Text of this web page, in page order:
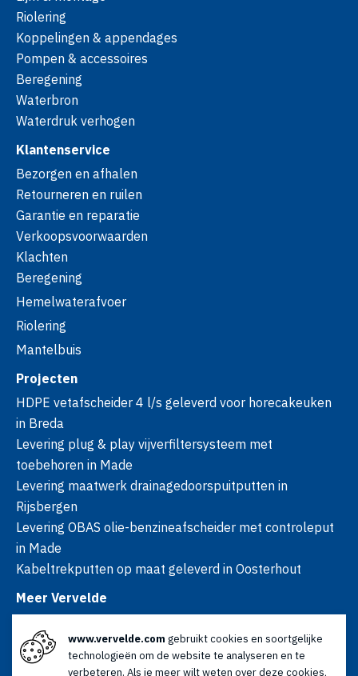
Riolering
Koppelingen & appendages
Pompen & accessoires
Beregening
Waterbron
Waterdruk verhogen
Klantenservice
Bezorgen en afhalen
Retourneren en ruilen
Garantie en reparatie
Verkoopsvoorwaarden
Klachten
Beregening
Hemelwaterafvoer
Riolering
Mantelbuis
Projecten
HDPE vetafscheider 4 l/s geleverd voor horecakeuken
in Breda
Levering plug & play vijverfiltersysteem met
toebehoren in Made
Levering maatwerk drainagedoorspuitputten in
Rijsbergen
Levering OBAS olie-benzineafscheider met controleput
in Made
Kabeltrekputten op maat geleverd in Oosterhout
Meer Vervelde
Nieuws
Advies
www.vervelde.com gebruikt cookies en soortgelijke
technologieën om de website te analyseren en te
verbeteren. Als je meer wilt weten over deze cookies,